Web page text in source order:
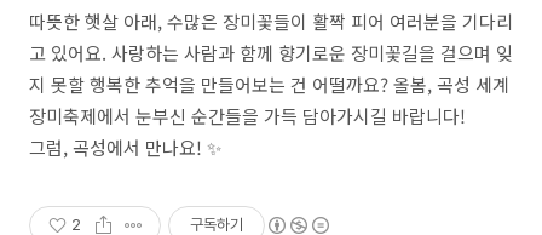
따뜻한 햇살 아래, 수많은 장미꽃들이 활짝 피어 여러분을 기다리
고 있어요. 사랑하는 사람과 함께 향기로운 장미꽃길을 걸으며 잊
지 못할 행복한 추억을 만들어보는 건 어떨까요? 올봄, 곡성 세계
장미축제에서 눈부신 순간들을 가득 담아가시길 바랍니다!
그럼, 곡성에서 만나요! ✨
2 구독하기